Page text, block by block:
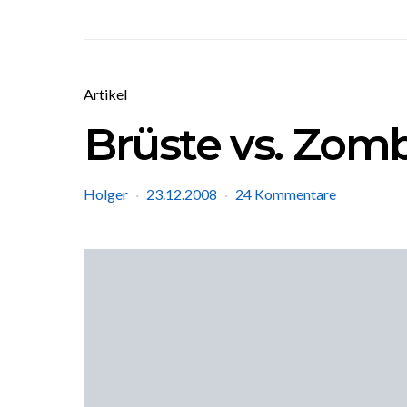
Artikel
Brüste vs.
Holger 23.12.2008 24 Kommentare